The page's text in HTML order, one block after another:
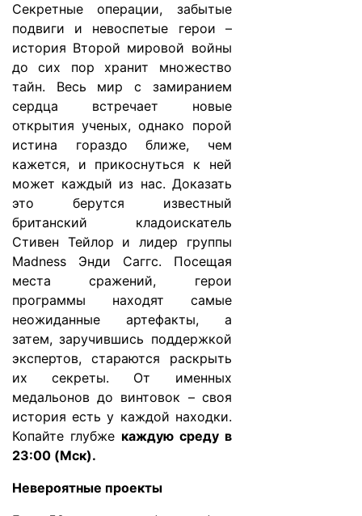
Секретные операции, забытые
подвиги и невоспетые герои –
история Второй мировой войны
до сих пор хранит множество
тайн. Весь мир с замиранием
сердца встречает новые
открытия ученых, однако порой
истина гораздо ближе, чем
кажется, и прикоснуться к ней
может каждый из нас. Доказать
это берутся известный
британский кладоискатель
Стивен Тейлор и лидер группы
Madness Энди Саггс. Посещая
места сражений, герои
программы находят самые
неожиданные артефакты, а
затем, заручившись поддержкой
экспертов, стараются раскрыть
их секреты. От именных
медальонов до винтовок – своя
история есть у каждой находки.
Копайте глубже каждую среду в
23:00 (Мск).
Невероятные проекты